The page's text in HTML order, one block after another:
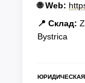
🌐 Web:
📍 Склад:
Bystrica